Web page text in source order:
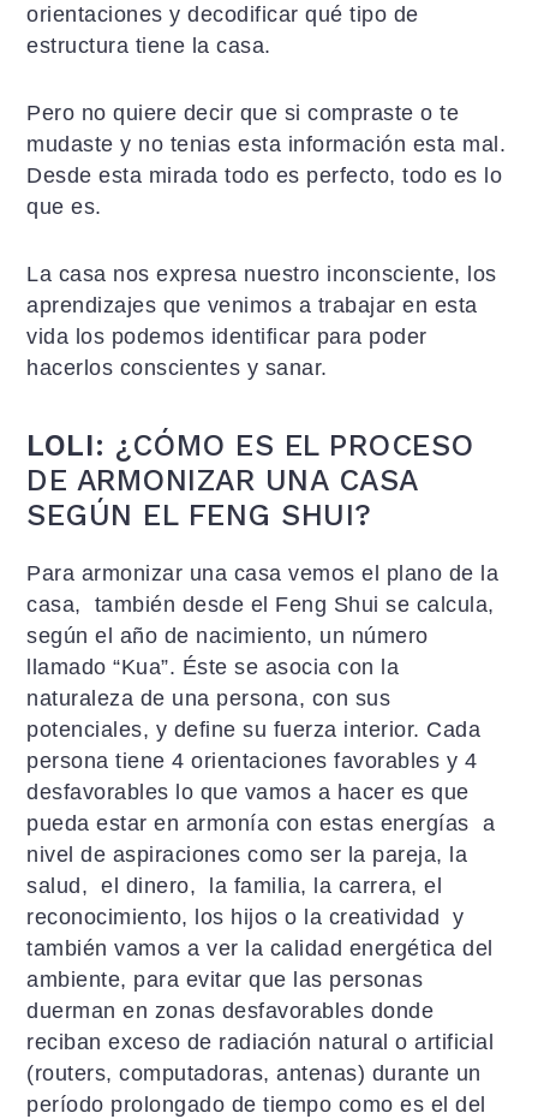
orientaciones y decodificar qué tipo de
estructura tiene la casa.
Pero no quiere decir que si compraste o te
mudaste y no tenias esta información esta mal.
Desde esta mirada todo es perfecto, todo es lo
que es.
La casa nos expresa nuestro inconsciente, los
aprendizajes que venimos a trabajar en esta
vida los podemos identificar para poder
hacerlos conscientes y sanar.
LOLI: ¿CÓMO ES EL PROCESO
DE ARMONIZAR UNA CASA
SEGÚN EL FENG SHUI?
Para armonizar una casa vemos el plano de la
casa, también desde el Feng Shui se calcula,
según el año de nacimiento, un número
llamado “Kua”. Éste se asocia con la
naturaleza de una persona, con sus
potenciales, y define su fuerza interior. Cada
persona tiene 4 orientaciones favorables y 4
desfavorables lo que vamos a hacer es que
pueda estar en armonía con estas energías a
nivel de aspiraciones como ser la pareja, la
salud, el dinero, la familia, la carrera, el
reconocimiento, los hijos o la creatividad y
también vamos a ver la calidad energética del
ambiente, para evitar que las personas
duerman en zonas desfavorables donde
reciban exceso de radiación natural o artificial
(routers, computadoras, antenas) durante un
período prolongado de tiempo como es el del